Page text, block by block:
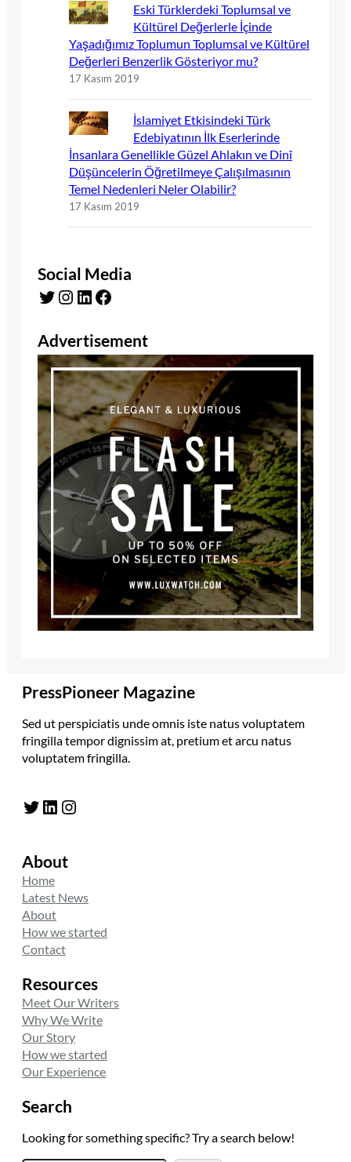
Eski Türklerdeki Toplumsal ve
Kültürel Değerlerle İçinde
Yaşadığımız Toplumun Toplumsal ve Kültürel
Değerleri Benzerlik Gösteriyor mu?
17 Kasım 2019
İslamiyet Etkisindeki Türk
Edebiyatının İlk Eserlerinde
İnsanlara Genellikle Güzel Ahlakın ve Dinî
Düşüncelerin Öğretilmeye Çalışılmasının
Temel Nedenleri Neler Olabilir?
17 Kasım 2019
Social Media
Twitter Instagram LinkedIn Facebook
Advertisement
PressPioneer Magazine
Sed ut perspiciatis unde omnis iste natus voluptatem
fringilla tempor dignissim at, pretium et arcu natus
voluptatem fringilla.
Twitter LinkedIn Instagram
About
Home
Latest News
About
How we started
Contact
Resources
Meet Our Writers
Why We Write
Our Story
How we started
Our Experience
Search
Looking for something specific? Try a search below!